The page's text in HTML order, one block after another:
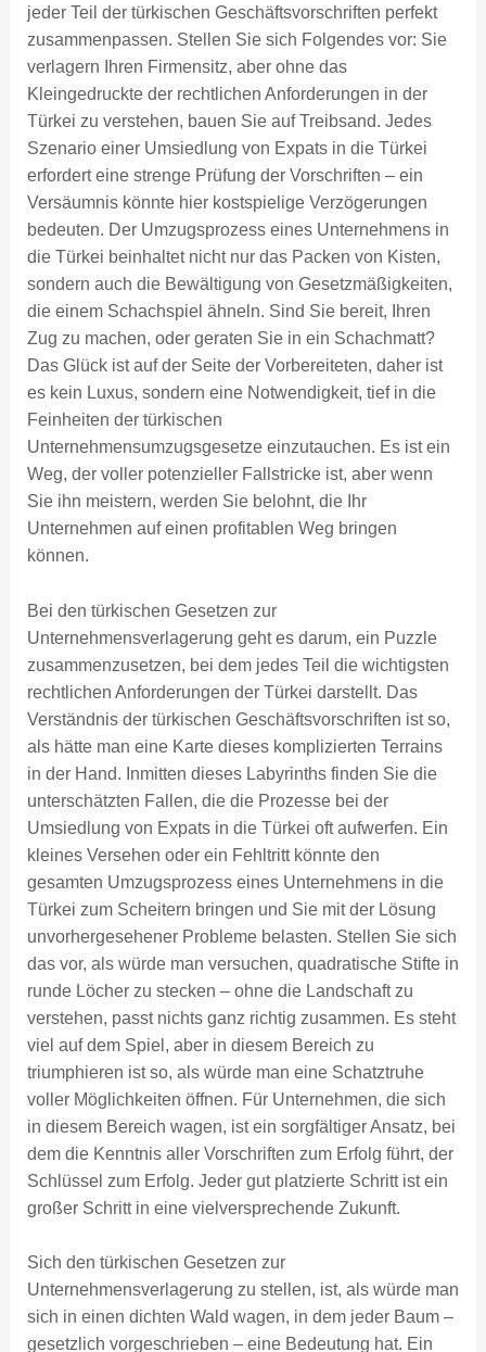
jeder Teil der türkischen Geschäftsvorschriften perfekt
zusammenpassen. Stellen Sie sich Folgendes vor: Sie
verlagern Ihren Firmensitz, aber ohne das
Kleingedruckte der rechtlichen Anforderungen in der
Türkei zu verstehen, bauen Sie auf Treibsand. Jedes
Szenario einer Umsiedlung von Expats in die Türkei
erfordert eine strenge Prüfung der Vorschriften – ein
Versäumnis könnte hier kostspielige Verzögerungen
bedeuten. Der Umzugsprozess eines Unternehmens in
die Türkei beinhaltet nicht nur das Packen von Kisten,
sondern auch die Bewältigung von Gesetzmäßigkeiten,
die einem Schachspiel ähneln. Sind Sie bereit, Ihren
Zug zu machen, oder geraten Sie in ein Schachmatt?
Das Glück ist auf der Seite der Vorbereiteten, daher ist
es kein Luxus, sondern eine Notwendigkeit, tief in die
Feinheiten der türkischen
Unternehmensumzugsgesetze einzutauchen. Es ist ein
Weg, der voller potenzieller Fallstricke ist, aber wenn
Sie ihn meistern, werden Sie belohnt, die Ihr
Unternehmen auf einen profitablen Weg bringen
können.
Bei den türkischen Gesetzen zur
Unternehmensverlagerung geht es darum, ein Puzzle
zusammenzusetzen, bei dem jedes Teil die wichtigsten
rechtlichen Anforderungen der Türkei darstellt. Das
Verständnis der türkischen Geschäftsvorschriften ist so,
als hätte man eine Karte dieses komplizierten Terrains
in der Hand. Inmitten dieses Labyrinths finden Sie die
unterschätzten Fallen, die die Prozesse bei der
Umsiedlung von Expats in die Türkei oft aufwerfen. Ein
kleines Versehen oder ein Fehltritt könnte den
gesamten Umzugsprozess eines Unternehmens in die
Türkei zum Scheitern bringen und Sie mit der Lösung
unvorhergesehener Probleme belasten. Stellen Sie sich
das vor, als würde man versuchen, quadratische Stifte in
runde Löcher zu stecken – ohne die Landschaft zu
verstehen, passt nichts ganz richtig zusammen. Es steht
viel auf dem Spiel, aber in diesem Bereich zu
triumphieren ist so, als würde man eine Schatztruhe
voller Möglichkeiten öffnen. Für Unternehmen, die sich
in diesem Bereich wagen, ist ein sorgfältiger Ansatz, bei
dem die Kenntnis aller Vorschriften zum Erfolg führt, der
Schlüssel zum Erfolg. Jeder gut platzierte Schritt ist ein
großer Schritt in eine vielversprechende Zukunft.
Sich den türkischen Gesetzen zur
Unternehmensverlagerung zu stellen, ist, als würde man
sich in einen dichten Wald wagen, in dem jeder Baum –
gesetzlich vorgeschrieben – eine Bedeutung hat. Ein